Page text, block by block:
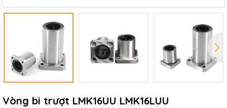
Vòng bi trượt LMK16UU LMK16LUU